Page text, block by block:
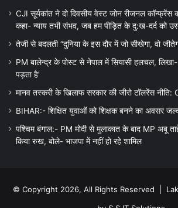
CJI सूर्यकांत ने दो दिवसीय वेस्ट जोन रीजनल कॉन्फ्रेंस
कहा- न्याय तभी संभव, जब हम पीड़ित के दु:ख-दर्द को
तेजी से बदलती “दुनिया के इस दौर में जो सीखेगा, वो
PM बालेन्द्र के पोस्ट से नेपाल में सियासी हलचल,
पड़ता है’
मानव तस्करी के खिलाफ सरकार की जीरो टॉलरेंस नीति:
BIHAR:- शिक्षित युवाओं को शिक्षक बनने का अवसर जल्दः
पश्चिम बंगाल:- PM मोदी से मुलाकात के बाद MP अबू
किया रुख, बोले- भाजपा में नहीं हो रहे शामिल
© Copyright 2026, All Rights Reserved |